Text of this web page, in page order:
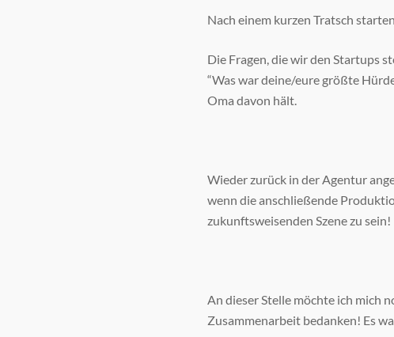
Nach einem kurzen Tratsch
Die Fragen, die wir den Startups
“Was war deine/eure größte
Oma davon hält.
Wieder zurück in der Agentur
wenn die anschließende
zukunftsweisenden Szene zu sein!
An dieser Stelle möchte ich mich
Zusammenarbeit bedanken! Es